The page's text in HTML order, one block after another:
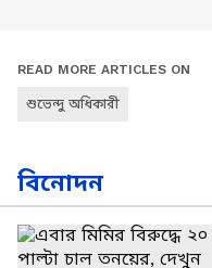
READ MORE ARTICLES ON
শুভেন্দু অধিকারী
বিনোদন